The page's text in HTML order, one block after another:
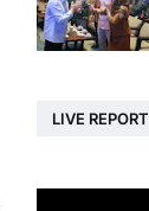
LIVE REPORT